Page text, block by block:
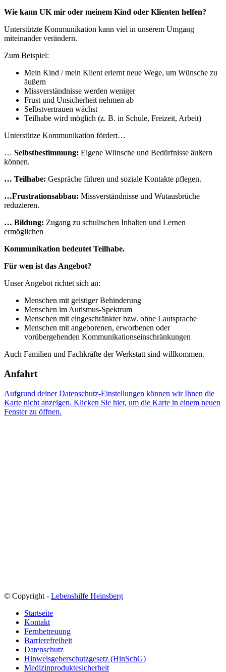
Wie kann UK mir oder meinem Kind oder Klienten helfen?
Unterstützte Kommunikation kann viel in unserem Umgang
miteinander verändern.
Zum Beispiel:
Mein Kind / mein Klient erlernt neue Wege, um Wünsche zu
äußern
Missverständnisse werden weniger
Frust und Unsicherheit nehmen ab
Selbstvertrauen wächst
Teilhabe wird möglich (z. B. in Schule, Freizeit, Arbeit)
Unterstütze Kommunikation fördert…
… Selbstbestimmung: Eigene Wünsche und Bedürfnisse äußern
können.
… Teilhabe: Gespräche führen und soziale Kontakte pflegen.
…Frustrationsabbau: Missverständnisse und Wutausbrüche
reduzieren.
… Bildung: Zugang zu schulischen Inhalten und Lernen
ermöglichen
Kommunikation bedeutet Teilhabe.
Für wen ist das Angebot?
Unser Angebot richtet sich an:
Menschen mit geistiger Behinderung
Menschen im Autismus-Spektrum
Menschen mit eingeschränkter bzw. ohne Lautsprache
Menschen mit angeborenen, erworbenen oder
vorübergehenden Kommunikationseinschränkungen
Auch Familien und Fachkräfte der Werkstatt sind willkommen.
Anfahrt
Aufgrund deiner Datenschutz-Einstellungen können wir Ihnen die
Karte nicht anzeigen. Klicken Sie hier, um die Karte in einem neuen
Fenster zu öffnen.
© Copyright - Lebenshilfe Heinsberg
Startseite
Kontakt
Fernbetreuung
Barrierefreiheit
Datenschutz
Hinweisgeberschutzgesetz (HinSchG)
Medizinproduktesicherheit